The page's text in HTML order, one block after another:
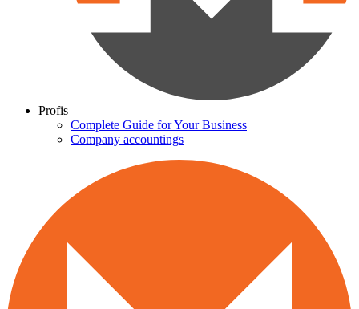
Profis
Complete Guide for Your Business
Company accountings